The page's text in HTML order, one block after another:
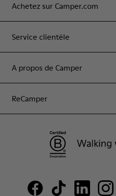
Achetez sur Camper.com
Service clientèle
A propos de Camper
ReCamper